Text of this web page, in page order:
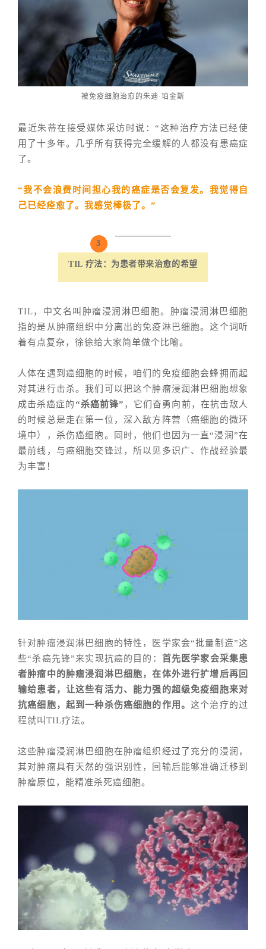
被免疫细胞治愈的朱迪·珀金斯
最近朱蒂在接受媒体采访时说：“这种治疗方法已经使
用了十多年。几乎所有获得完全缓解的人都没有患癌症
了。
“我不会浪费时间担心我的癌症是否会复发。我觉得自
己已经痊愈了。我感觉棒极了。”
3
TIL 疗法：为患者带来治愈的希望
TIL，中文名叫肿瘤浸润淋巴细胞。肿瘤浸润淋巴细胞
指的是从肿瘤组织中分离出的免疫淋巴细胞。这个词听
着有点复杂，徐徐给大家简单做个比喻。
人体在遇到癌细胞的时候，咱们的免疫细胞会蜂拥而起
对其进行击杀。我们可以把这个肿瘤浸润淋巴细胞想象
成击杀癌症的“杀癌前锋” ，它们奋勇向前，在抗击敌人
的时候总是走在第一位，深入敌方阵营（癌细胞的微环
境中），杀伤癌细胞。同时，他们也因为一直“浸润”在
最前线，与癌细胞交锋过，所以见多识广、作战经验最
为丰富！
针对肿瘤浸润淋巴细胞的特性，医学家会“批量制造”这
些“杀癌先锋”来实现抗癌的目的： 首先医学家会采集患
者肿瘤中的肿瘤浸润淋巴细胞，在体外进行扩增后再回
输给患者，让这些有活力、能力强的超级免疫细胞来对
抗癌细胞，起到一种杀伤癌细胞的作用。这个治疗的过
程就叫TIL疗法。
这些肿瘤浸润淋巴细胞在肿瘤组织经过了充分的浸润，
其对肿瘤具有天然的强识别性，回输后能够准确迁移到
肿瘤原位，能精准杀死癌细胞。